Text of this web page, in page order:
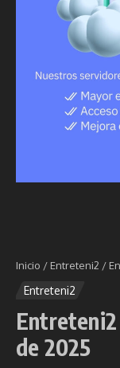
Inicio / Entreteni2 /
Entreteni2
de 2025